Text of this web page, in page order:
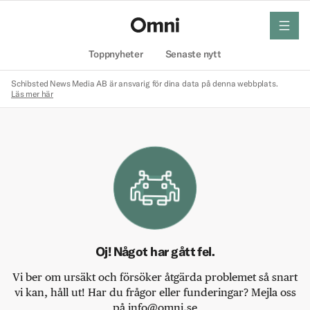
Toppnyheter Senaste nytt
meny
Schibsted News Media AB är ansvarig för dina data på denna webbplats.
Läs mer här
Oj! Något har gått fel.
Vi ber om ursäkt och försöker åtgärda problemet så snart
vi kan, håll ut! Har du frågor eller funderingar? Mejla oss